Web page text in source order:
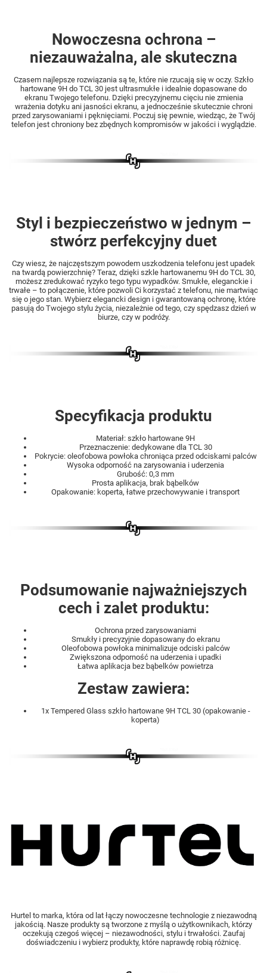
Nowoczesna ochrona –
niezauważalna, ale skuteczna
Czasem najlepsze rozwiązania są te, które nie rzucają się w oczy. Szkło
hartowane 9H do TCL 30 jest ultrasmukłe i idealnie dopasowane do
ekranu Twojego telefonu. Dzięki precyzyjnemu cięciu nie zmienia
wrażenia dotyku ani jasności ekranu, a jednocześnie skutecznie chroni
przed zarysowaniami i pęknięciami. Poczuj się pewnie, wiedząc, że Twój
telefon jest chroniony bez zbędnych kompromisów w jakości i wyglądzie.
Styl i bezpieczeństwo w jednym –
stwórz perfekcyjny duet
Czy wiesz, że najczęstszym powodem uszkodzenia telefonu jest upadek
na twardą powierzchnię? Teraz, dzięki szkle hartowanemu 9H do TCL 30,
możesz zredukować ryzyko tego typu wypadków. Smukłe, eleganckie i
trwałe – to połączenie, które pozwoli Ci korzystać z telefonu, nie martwiąc
się o jego stan. Wybierz elegancki design i gwarantowaną ochronę, które
pasują do Twojego stylu życia, niezależnie od tego, czy spędzasz dzień w
biurze, czy w podróży.
Specyfikacja produktu
Materiał: szkło hartowane 9H
Przeznaczenie: dedykowane dla TCL 30
Pokrycie: oleofobowa powłoka chroniąca przed odciskami palców
Wysoka odporność na zarysowania i uderzenia
Grubość: 0,3 mm
Prosta aplikacja, brak bąbelków
Opakowanie: koperta, łatwe przechowywanie i transport
Podsumowanie najważniejszych
cech i zalet produktu:
Ochrona przed zarysowaniami
Smukły i precyzyjnie dopasowany do ekranu
Oleofobowa powłoka minimalizuje odciski palców
Zwiększona odporność na uderzenia i upadki
Łatwa aplikacja bez bąbelków powietrza
Zestaw zawiera:
1x Tempered Glass szkło hartowane 9H TCL 30 (opakowanie -
koperta)
Hurtel to marka, która od lat łączy nowoczesne technologie z niezawodną
jakością. Nasze produkty są tworzone z myślą o użytkownikach, którzy
oczekują czegoś więcej – niezawodności, stylu i trwałości. Zaufaj
doświadczeniu i wybierz produkty, które naprawdę robią różnicę.